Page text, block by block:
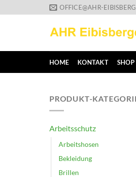
Inhalt
OFFICE@AHR-
HOME KONTAKT SHOP
PRODUKT-
Arbeitsschutz
Arbeitshosen
Bekleidung
Brillen